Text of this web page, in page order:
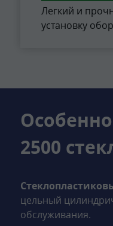
Легкий и
установку
2500
цельный
обслуживания.